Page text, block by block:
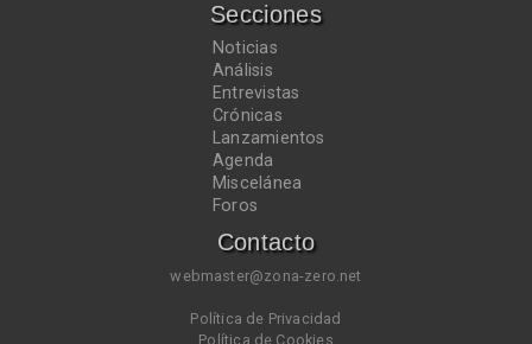
Secciones
Noticias
Análisis
Entrevistas
Crónicas
Lanzamientos
Agenda
Miscelánea
Foros
Contacto
webmaster@zona-zero.net
Política de Privacidad
Política de Cookies